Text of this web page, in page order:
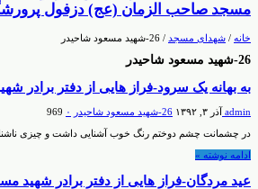
مسجد صاحب الزمان (عج) دزفول
خانه / شهدای مسجد / 26-شهيد مسعود شاحيدر
26-شهيد مسعود شاحيدر
به بهانه یک سرود-فراز هایی از دفتر برادر
admin آذر ۳, ۱۳۹۲ 26-شهيد مسعود شاحيدر ۰ 969
در چشمانت چشم دوختم رنگ خوب آشنایی داشت و چیزی
ادامه نوشته »
عید مردگان-فراز هایی از دفتر برادر شهید